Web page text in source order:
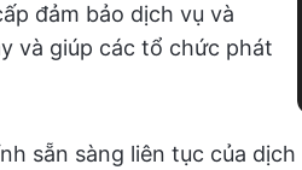
đảm bảo dịch vụ và
và giúp các tổ chức phát
sẵn sàng liên tục của dịch